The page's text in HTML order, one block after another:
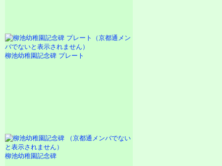
柳池幼稚園記念碑 プレート
柳池幼稚園記念碑